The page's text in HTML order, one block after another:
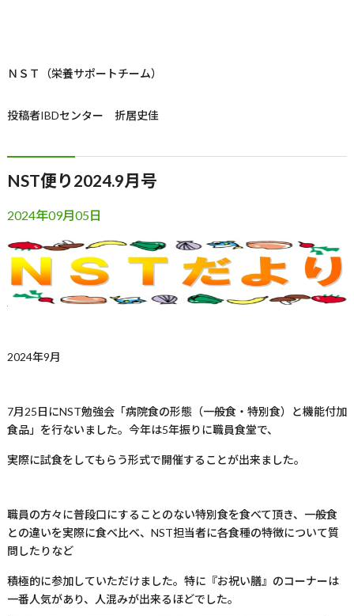
ＮＳＴ（栄養サポートチーム）
投稿者IBDセンター 折居史佳
NST便り2024.9月号
2024年09月05日
2024年9月
7月25日にNST勉強会「病院食の形態（一般食・特別食）と機能付加
食品」を行ないました。今年は5年振りに職員食堂で、
実際に試食をしてもらう形式で開催することが出来ました。
職員の方々に普段口にすることのない特別食を食べて頂き、一般食
との違いを実際に食べ比べ、 NST担当者に各食種の特徴について質
問したりなど
積極的に参加していただけました。特に『お祝い膳』のコーナーは
一番人気があり、人混みが出来るほどでした。